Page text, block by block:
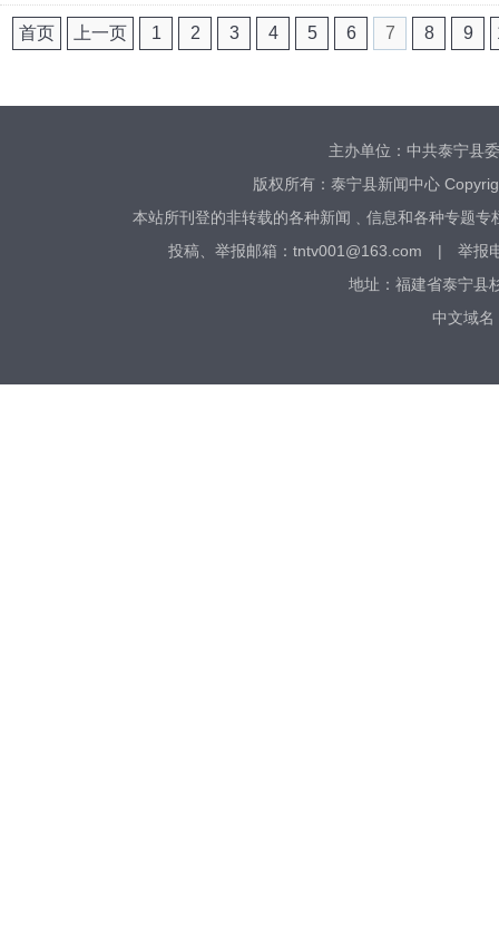
首页 上一页 1 2 3 4 5 6 7 8 9
主办单位：中共泰宁县
版权所有：泰宁县新闻中心
本站所刊登的非转载的各种新闻﹑信息和各种专题
投稿、​举报邮箱：tntv001@163.com | 举
地址：福建省泰宁
中文域